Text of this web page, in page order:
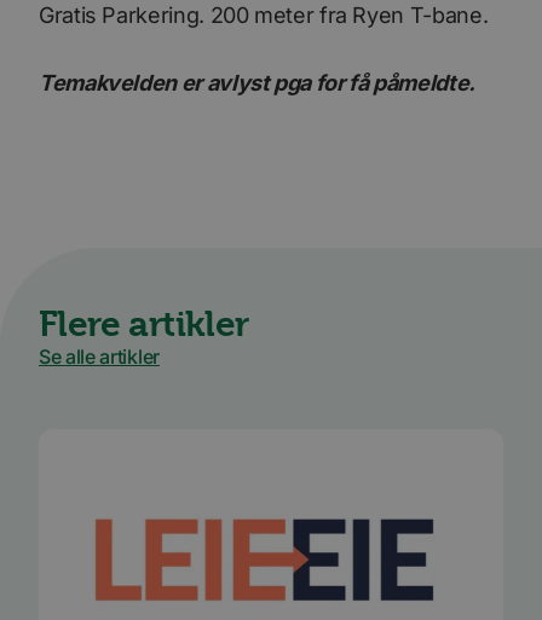
Gratis Parkering. 200 meter fra Ryen T-bane.
Temakvelden er avlyst pga for få påmeldte.
Flere artikler
Se alle artikler